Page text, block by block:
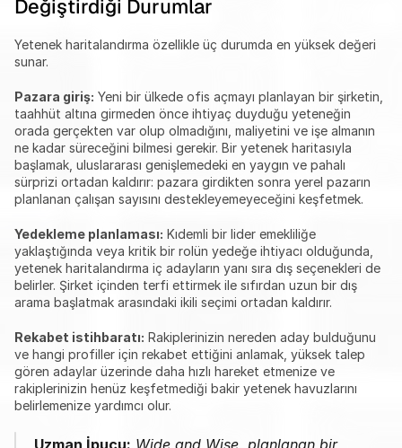
Değiştirdiği Durumlar
Yetenek haritalandırma özellikle üç durumda en yüksek değeri
sunar.
Pazara giriş: Yeni bir ülkede ofis açmayı planlayan bir şirketin,
taahhüt altına girmeden önce ihtiyaç duyduğu yeteneğin
orada gerçekten var olup olmadığını, maliyetini ve işe almanın
ne kadar süreceğini bilmesi gerekir. Bir yetenek haritasıyla
başlamak, uluslararası genişlemedeki en yaygın ve pahalı
sürprizi ortadan kaldırır: pazara girdikten sonra yerel pazarın
planlanan çalışan sayısını destekleyemeyeceğini keşfetmek.
Yedekleme planlaması: Kıdemli bir lider emekliliğe
yaklaştığında veya kritik bir rolün yedeğe ihtiyacı olduğunda,
yetenek haritalandırma iç adayların yanı sıra dış seçenekleri de
belirler. Şirket içinden terfi ettirmek ile sıfırdan uzun bir dış
arama başlatmak arasındaki ikili seçimi ortadan kaldırır.
Rekabet istihbaratı: Rakiplerinizin nereden aday bulduğunu
ve hangi profiller için rekabet ettiğini anlamak, yüksek talep
gören adaylar üzerinde daha hızlı hareket etmenize ve
rakiplerinizin henüz keşfetmediği bakir yetenek havuzlarını
belirlemenize yardımcı olur.
Uzman İpucu: Wide and Wise, planlanan bir